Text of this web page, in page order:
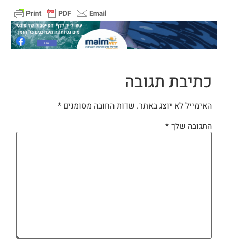
כתיבת תגובה
האימייל לא יוצג באתר. שדות החובה מסומנים *
התגובה שלך*